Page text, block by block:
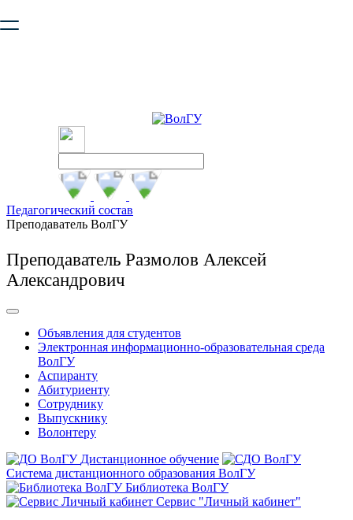
безопасную работу с сайтом. Пожалуйста
Педагогический состав
Преподаватель ВолГУ
Преподаватель Размолов Алексей
Александрович
Объявления для студентов
Электронная информационно-образовательная среда
ВолГУ
Аспиранту
Абитуриенту
Сотруднику
Выпускнику
Волонтеру
Дистанционное обучение
Система дистанционного образования ВолГУ
Библиотека ВолГУ
Сервис "Личный кабинет"